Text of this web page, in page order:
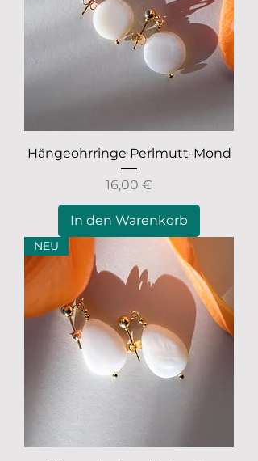
Hängeohrringe Perlmutt-Mond
Preis
16,00 €
In den Warenkorb
NEU